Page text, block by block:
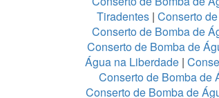
Tiradentes | Conserto
Conserto de Bomba de
Conserto de Bomba de
Água na Liberdade |
Conserto de Bomba de
Conserto de Bomba de